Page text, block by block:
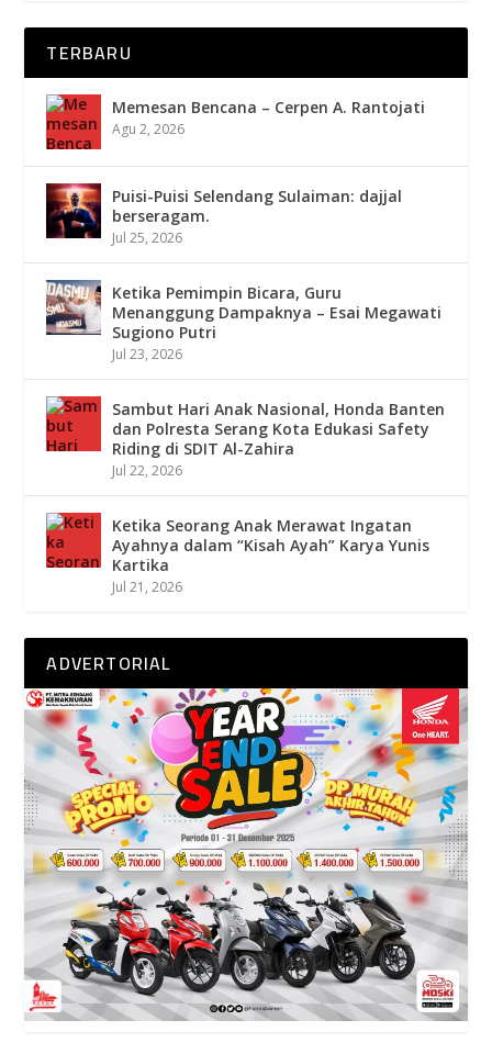
TERBARU
Memesan Bencana – Cerpen A. Rantojati
Agu 2, 2026
Puisi-Puisi Selendang Sulaiman: dajjal
berseragam.
Jul 25, 2026
Ketika Pemimpin Bicara, Guru
Menanggung Dampaknya – Esai Megawati
Sugiono Putri
Jul 23, 2026
Sambut Hari Anak Nasional, Honda Banten
dan Polresta Serang Kota Edukasi Safety
Riding di SDIT Al-Zahira
Jul 22, 2026
Ketika Seorang Anak Merawat Ingatan
Ayahnya dalam “Kisah Ayah” Karya Yunis
Kartika
Jul 21, 2026
ADVERTORIAL